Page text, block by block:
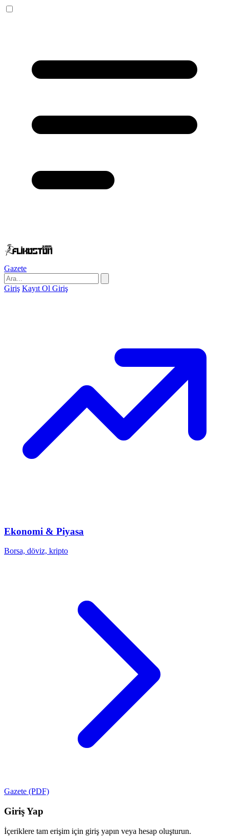
Gazete
Giriş Kayıt Ol Giriş
Ekonomi & Piyasa
Borsa, döviz, kripto
Gazete (PDF)
Giriş Yap
İçeriklere tam erişim için giriş yapın veya hesap oluşturun.